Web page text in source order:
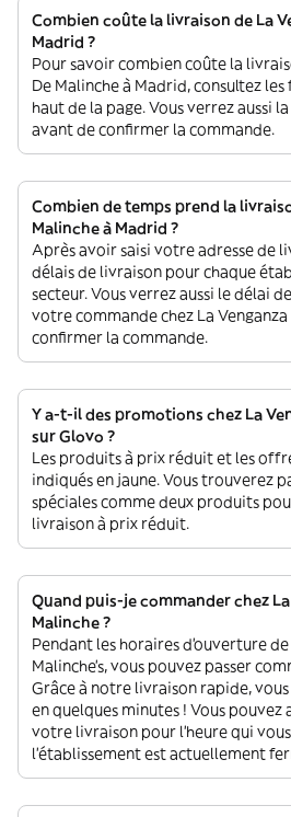
Combien coûte la livraison de La
Madrid ?
Pour savoir combien coûte la
De Malinche à Madrid, consultez
haut de la page. Vous verrez aussi
avant de confirmer la commande.
Combien de temps prend la
Malinche à Madrid ?
Après avoir saisi votre adresse de
délais de livraison pour chaque
secteur. Vous verrez aussi le délai
votre commande chez La
confirmer la commande.
Y a-t-il des promotions chez La
sur Glovo ?
Les produits à prix réduit et les
indiqués en jaune. Vous trouverez
spéciales comme deux produits
livraison à prix réduit.
Quand puis-je commander chez La
Malinche ?
Pendant les horaires d'ouverture de
Malinche’s, vous pouvez passer
Grâce à notre livraison rapide,
en quelques minutes ! Vous pouvez
votre livraison pour l'heure qui
l'établissement est actuellement